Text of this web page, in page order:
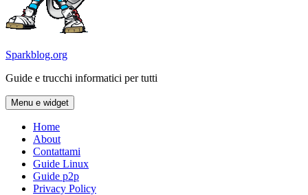
Sparkblog.org
Guide e trucchi informatici per tutti
Menu e widget
Home
About
Contattami
Guide Linux
Guide p2p
Privacy Policy